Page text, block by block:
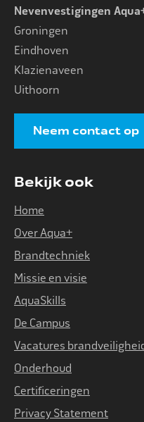
Contact
Nevenvestigingen
Groningen
Eindhoven
Klazienaveen
Uithoorn
Neem contact op
Bekijk ook
Home
Over Aqua+
Brandtechniek
Missie en visie
AquaSkills
De Campus
Vacatures
Onderhoud
Certificeringen
Privacy Statement